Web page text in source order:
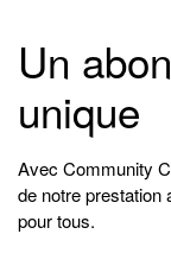
Un
unique
Avec Community
de notre prestation
pour tous.